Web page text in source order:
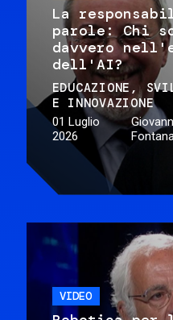
La
parole: Chi
davvero
dell'AI?
EDUCAZIONE
E INNOVAZIONE
01 Luglio
2026
VIDEO